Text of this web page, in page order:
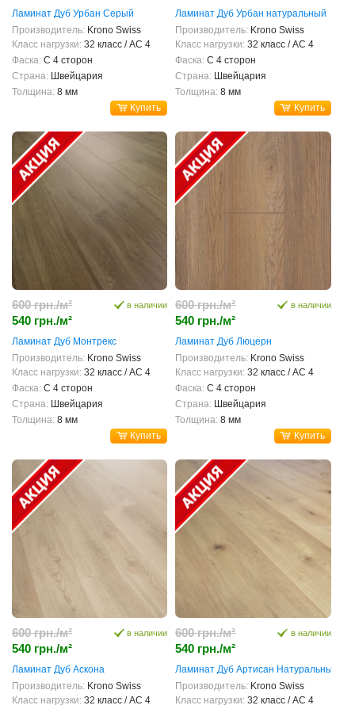
Ламинат Дуб Урбан Серый
Производитель: Krono Swiss
Класс нагрузки: 32 класс / AC 4
Фаска: С 4 сторон
Страна: Швейцария
Толщина: 8 мм
Купить
Ламинат Дуб Урбан натуральный
Производитель: Krono Swiss
Класс нагрузки: 32 класс / AC 4
Фаска: С 4 сторон
Страна: Швейцария
Толщина: 8 мм
Купить
600 грн./м²
540 грн./м²
в наличии
Ламинат Дуб Монтрекс
Производитель: Krono Swiss
Класс нагрузки: 32 класс / AC 4
Фаска: С 4 сторон
Страна: Швейцария
Толщина: 8 мм
Купить
600 грн./м²
540 грн./м²
в наличии
Ламинат Дуб Люцерн
Производитель: Krono Swiss
Класс нагрузки: 32 класс / AC 4
Фаска: С 4 сторон
Страна: Швейцария
Толщина: 8 мм
Купить
600 грн./м²
540 грн./м²
в наличии
Ламинат Дуб Аскона
Производитель: Krono Swiss
Класс нагрузки: 32 класс / AC 4
600 грн./м²
540 грн./м²
в наличии
Ламинат Дуб Артисан Натуральный
Производитель: Krono Swiss
Класс нагрузки: 32 класс / AC 4